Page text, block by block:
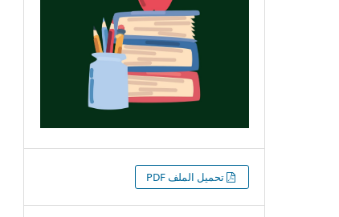
التنزيلاتتحميل الملف PDF